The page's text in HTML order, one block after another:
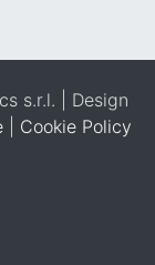
s.r.l. | Design
Cookie Policy